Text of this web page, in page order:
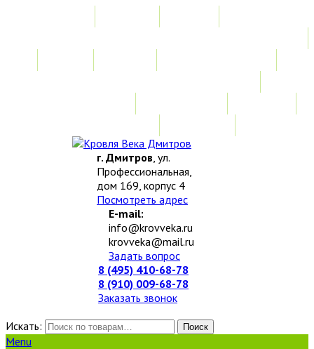
г. Дмитров, ул.
Профессиональная,
дом 169, корпус 4
Посмотреть адрес
E-mail:
info@krovveka.ru
krovveka@mail.ru
Задать вопрос
8 (495) 410-68-78
8 (910) 009-68-78
Заказать звонок
Искать:
Поиск
Menu